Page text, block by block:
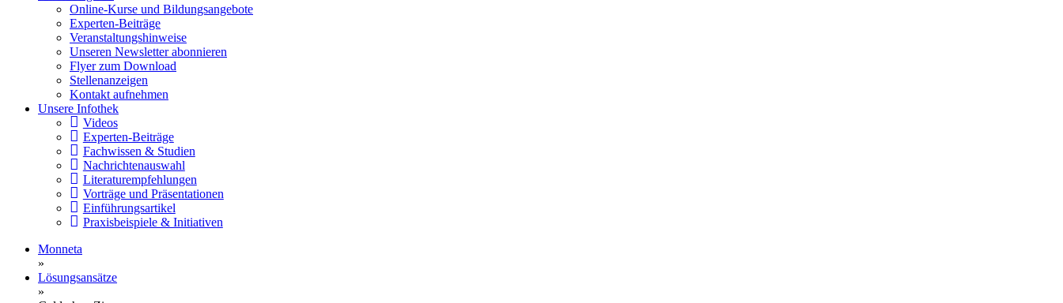
Online-Kurse und Bildungsangebote
Experten-Beiträge
Veranstaltungshinweise
Unseren Newsletter abonnieren
Flyer zum Download
Stellenanzeigen
Kontakt aufnehmen
Unsere Infothek
Videos
Experten-Beiträge
Fachwissen & Studien
Nachrichtenauswahl
Literaturempfehlungen
Vorträge und Präsentationen
Einführungsartikel
Praxisbeispiele & Initiativen
Monneta
»
Lösungsansätze
»